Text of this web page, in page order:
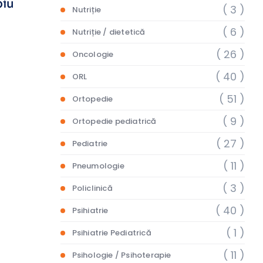
Nutriție ( 3 )
Nutriție / dietetică ( 6 )
Oncologie ( 26 )
ORL ( 40 )
Ortopedie ( 51 )
Ortopedie pediatrică ( 9 )
Pediatrie ( 27 )
Pneumologie ( 11 )
Policlinică ( 3 )
Psihiatrie ( 40 )
Psihiatrie Pediatrică ( 1 )
Psihologie / Psihoterapie ( 11 )